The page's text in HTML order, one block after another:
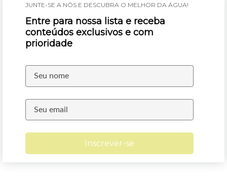
JUNTE-SE A NÓS E DESCUBRA O MELHOR DA ÁGUA!
Entre para nossa lista e receba
conteúdos exclusivos e com
prioridade
Inscrever-se